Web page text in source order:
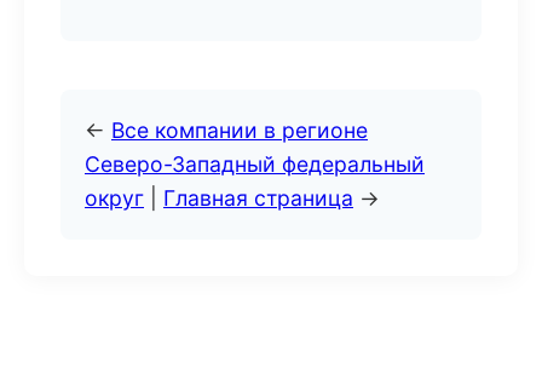
← Все компании в регионе
Северо-Западный федеральный
округ
Главная страница →